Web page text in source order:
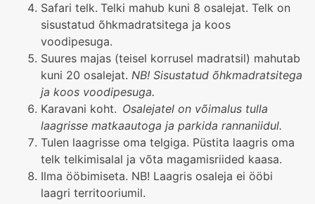
Safari telk. Telki mahub kuni 8 osalejat. Telk on
sisustatud õhkmadratsitega ja koos
voodipesuga.
Suures majas (teisel korrusel madratsil) mahutab
kuni 20 osalejat. NB! Sisustatud õhkmadratsitega
ja koos voodipesuga.
Karavani koht. Osalejatel on võimalus tulla
laagrisse matkaautoga ja parkida rannaniidul.
Tulen laagrisse oma telgiga. Püstita laagris oma
telk telkimisalal ja võta magamisriided kaasa.
Ilma ööbimiseta. NB! Laagris osaleja ei ööbi
laagri territooriumil.